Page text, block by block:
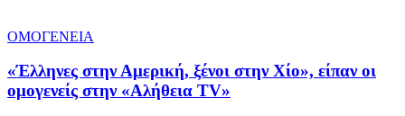
ΟΜΟΓΕΝΕΙΑ
«Έλληνες στην Αμερική, ξένοι στην Χίο», είπαν οι
ομογενείς στην «Αλήθεια ΤV»